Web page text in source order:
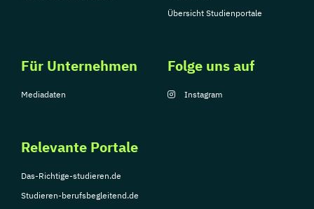
Übersicht Studienportale
Für Unternehmen
Mediadaten
Relevante Portale
Das-Richtige-studieren.de
Studieren-berufsbegleitend.de
Folge uns auf
Instagram